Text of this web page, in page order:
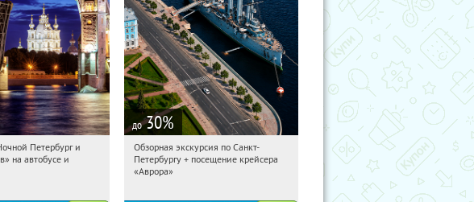
Купи первым!
Петербург и
на автобусе и
до 30%
04:16:44
Купи первым!
Площадь Восстания
Обзорная экскурсия по Санкт-
Петербургу + посещение крейсера
«Аврора»